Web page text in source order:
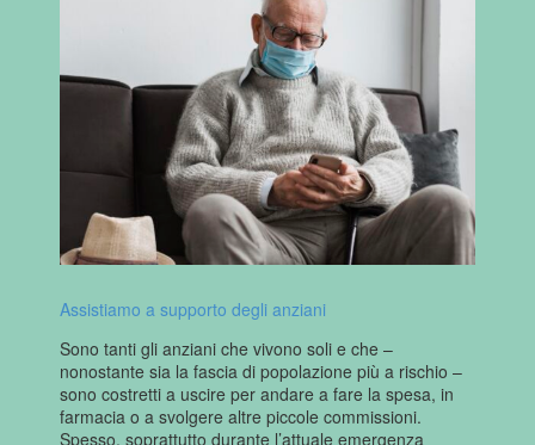
Assistiamo a supporto degli anziani
Sono tanti gli anziani che vivono soli e che –
nonostante sia la fascia di popolazione più a rischio –
sono costretti a uscire per andare a fare la spesa, in
farmacia o a svolgere altre piccole commissioni.
Spesso, soprattutto durante l’attuale emergenza